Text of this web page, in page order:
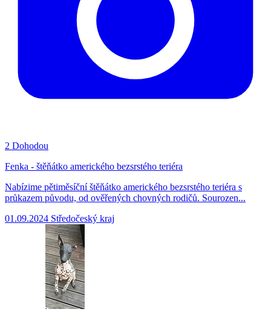
2 Dohodou
Fenka - štěňátko amerického bezsrstého teriéra
Nabízime pětiměsíční štěňátko amerického bezsrstého teriéra s
průkazem původu, od ověřených chovných rodičů. Sourozen...
01.09.2024 Středočeský kraj